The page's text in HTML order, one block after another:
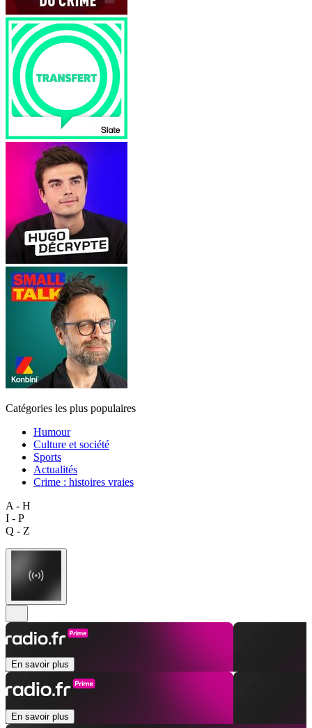
Catégories les plus populaires
Humour
Culture et société
Sports
Actualités
Crime : histoires vraies
A - H
I - P
Q - Z
En savoir plus
En savoir plus